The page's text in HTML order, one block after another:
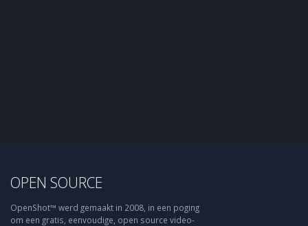
OPEN SOURCE
OpenShot™ werd gemaakt in 2008, in een poging
om een gratis, eenvoudige, open source video-